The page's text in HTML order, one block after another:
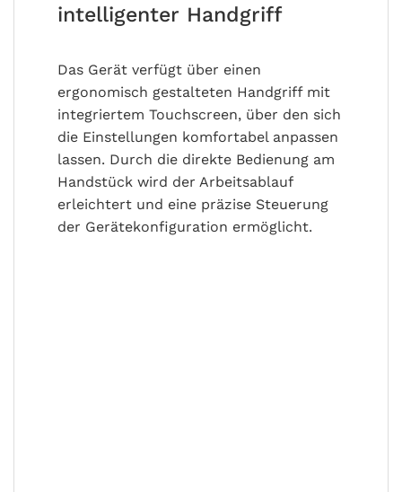
intelligenter Handgriff
Das Gerät verfügt über einen
ergonomisch gestalteten Handgriff mit
integriertem Touchscreen, über den sich
die Einstellungen komfortabel anpassen
lassen. Durch die direkte Bedienung am
Handstück wird der Arbeitsablauf
erleichtert und eine präzise Steuerung
der Gerätekonfiguration ermöglicht.